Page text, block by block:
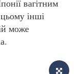
вагітним
інші
може